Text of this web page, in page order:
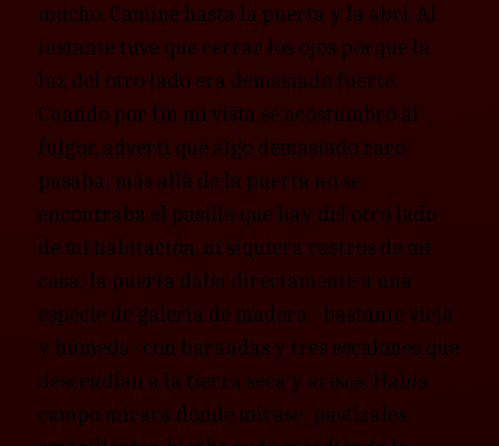
mucho. Caminé hasta la puerta y la abrí. Al
instante tuve que cerrar los ojos porque la
luz del otro lado era demasiado fuerte.
Cuando por fin mi vista se acostumbró al
fulgor, advertí que algo demasiado raro
pasaba: más allá de la puerta no se
encontraba el pasillo que hay del otro lado
de mi habitación, ni siquiera rastros de mi
casa; la puerta daba directamente a una
especie de galería de madera –bastante vieja
y húmeda- con barandas y tres escalones que
descendían a la tierra seca y arisca. Había
campo mirara donde mirase: pastizales